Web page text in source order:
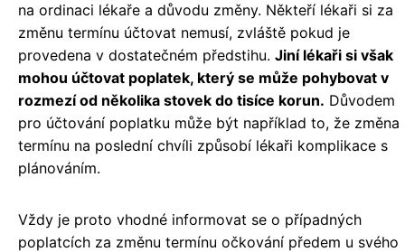
na ordinaci lékaře a důvodu změny. Někteří lékaři si za
změnu termínu účtovat nemusí, zvláště pokud je
provedena v dostatečném předstihu. Jiní lékaři si však
mohou účtovat poplatek, který se může pohybovat v
rozmezí od několika stovek do tisíce korun. Důvodem
pro účtování poplatku může být například to, že změna
termínu na poslední chvíli způsobí lékaři komplikace s
plánováním.
Vždy je proto vhodné informovat se o případných
poplatcích za změnu termínu očkování předem u svého